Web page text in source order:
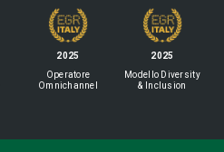
2025
Operatore
Omnichannel
2025
Modello Diversity
& Inclusion